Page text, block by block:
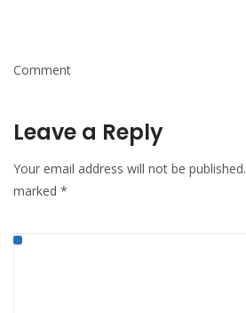
Comment
Leave a Reply
Your email address will not be published.
marked *